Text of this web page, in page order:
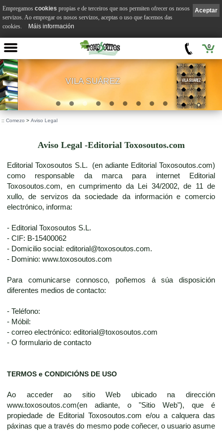
0
VILA SUÁREZ
:: Comezo > Aviso Legal
Aviso Legal -Editorial Toxosoutos.com
Editorial Toxosoutos S.L. (en adiante Editorial Toxosoutos.com)
como responsable da marca para internet Editorial
Toxosoutos.com, en cumprimento da Lei 34/2002, de 11 de
xullo, de servizos da sociedade da información e comercio
electrónico, informa:
- Editorial Toxosoutos S.L.
- CIF: B-15400062
- Domicilio social: editorial@toxosoutos.com.
- Dominio: www.toxosoutos.com
Para comunicarse connosco, poñemos á súa disposición
diferentes medios de contacto:
- Teléfono:
- Móbil:
- correo electrónico: editorial@toxosoutos.com
- O formulario de contacto
TERMOS e CONDICIÓNS DE USO
Ao acceder ao sitio Web ubicado na dirección
www.toxosoutos.com(en adiante, o "Sitio Web"), que é
propiedade de Editorial Toxosoutos.com e/ou a calquera das
páxinas que a través do mesmo pode coñecer, o usuario asume
Aceptar
Empregamos cookies propias e de terceiros que nos permiten ofrecer os nosos
servizos. Ao empregar os nosos servizos, aceptas o uso que facemos das
cookies.
Máis información